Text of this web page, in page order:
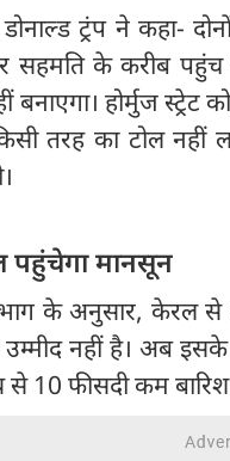
डोनाल्ड ट्रंप ने कहा-
सहमति के करीब
बनाएगा। होर्मुज
तरह का टोल नहीं
पहुंचेगा मानसून
के अनुसार, केरल
नहीं है। अब
से 10 फीसदी कम